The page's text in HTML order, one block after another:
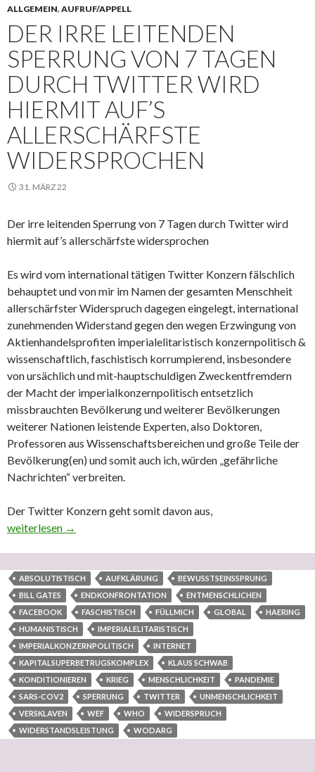
ALLGEMEIN, AUFRUF/APPELL
DER IRRE LEITENDEN
SPERRUNG VON 7 TAGEN
DURCH TWITTER WIRD
HIERMIT AUF’S
ALLERSCHÄRFSTE
WIDERSPROCHEN
31. MÄRZ 22
Der irre leitenden Sperrung von 7 Tagen durch Twitter wird
hiermit auf’s allerschärfste widersprochen
Es wird vom international tätigen Twitter Konzern fälschlich
behauptet und von mir im Namen der gesamten Menschheit
allerschärfster Widerspruch dagegen eingelegt, international
zunehmenden Widerstand gegen den wegen Erzwingung von
Aktienhandelsprofiten imperialelitaristisch konzernpolitisch &
wissenschaftlich, faschistisch korrumpierend, insbesondere
von ursächlich und mit-hauptschuldigen Zweckentfremdern
der Macht der imperialkonzernpolitisch entsetzlich
missbrauchten Bevölkerung und weiterer Bevölkerungen
weiterer Nationen leistende Experten, also Doktoren,
Professoren aus Wissenschaftsbereichen und große Teile der
Bevölkerung(en) und somit auch ich, würden „gefährliche
Nachrichten“ verbreiten.
Der Twitter Konzern geht somit davon aus,
Der irre leitenden Sperrung von 7 Tagen durch Twitter wird
weiterlesen →
ABSOLUTISTISCH AUFKLÄRUNG
BEWUSSTSEINSSPRUNG
BILL GATES
ENDKONFRONTATION
ENTMENSCHLICHEN
FACEBOOK
FASCHISTISCH FÜLLMICH GLOBAL
HAERING
HUMANISTISCH
IMPERIALELITARISTISCH
IMPERIALKONZERNPOLITISCH
INTERNET
KAPITALSUPERBETRUGSKOMPLEX
KLAUS SCHWAB
KONDITIONIEREN
KRIEG MENSCHLICHKEIT
PANDEMIE
SARS-COV2
SPERRUNG TWITTER
UNMENSCHLICHKEIT
VERSKLAVEN
WEF WHO
WIDERSPRUCH
WIDERSTANDSLEISTUNG
WODARG